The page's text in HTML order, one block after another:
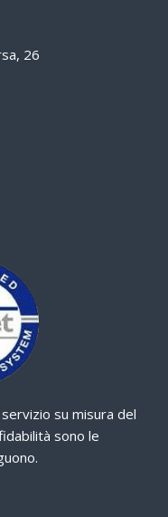
26
su misura del
sono le